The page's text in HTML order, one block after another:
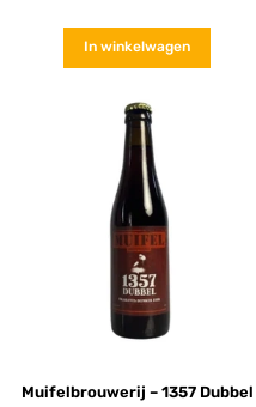
In winkelwagen
Muifelbrouwerij – 1357 Dubbel